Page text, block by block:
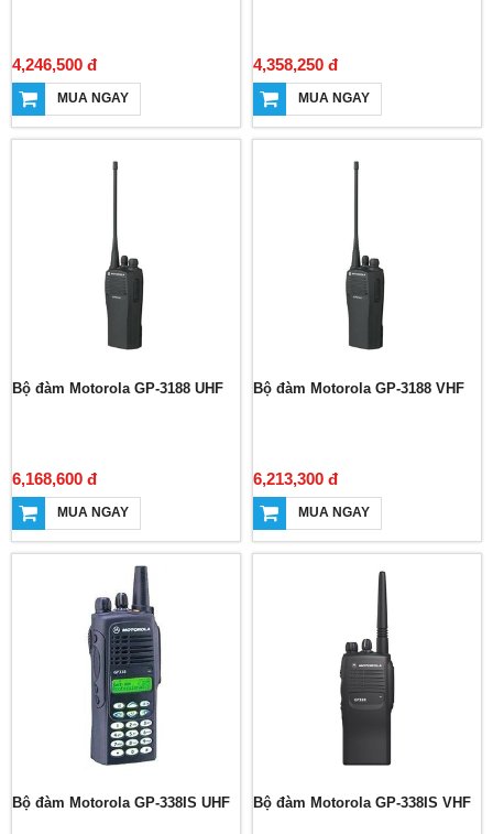
4,246,500 đ
MUA NGAY
4,358,250 đ
MUA NGAY
Bộ đàm Motorola GP-3188 UHF
6,168,600 đ
MUA NGAY
Bộ đàm Motorola GP-3188 VHF
6,213,300 đ
MUA NGAY
Bộ đàm Motorola GP-338IS UHF Bộ đàm Motorola GP-338IS VHF